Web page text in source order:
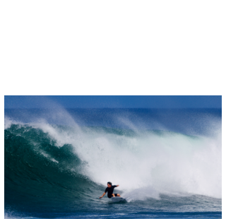
唐澤予報士
SancheZ
ゴン
米山予報士